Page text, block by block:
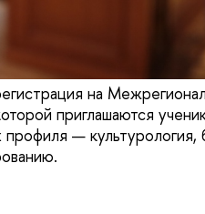
на
приглашаются
— культурология,